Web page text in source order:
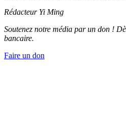
Rédacteur Yi Ming
Soutenez notre média par un don !
bancaire.
Faire un don